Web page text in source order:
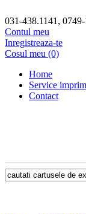
031-438.1141,
Contul meu
Inregistreaza-te
Cosul meu (0)
Home
Service
Contact